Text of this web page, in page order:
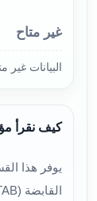
غير متاح
البيانات غير
كيف نقرأ
يوفر هذا